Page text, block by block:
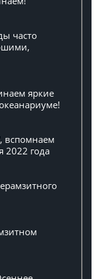
часто
яркие
вспомнаем
2022 года